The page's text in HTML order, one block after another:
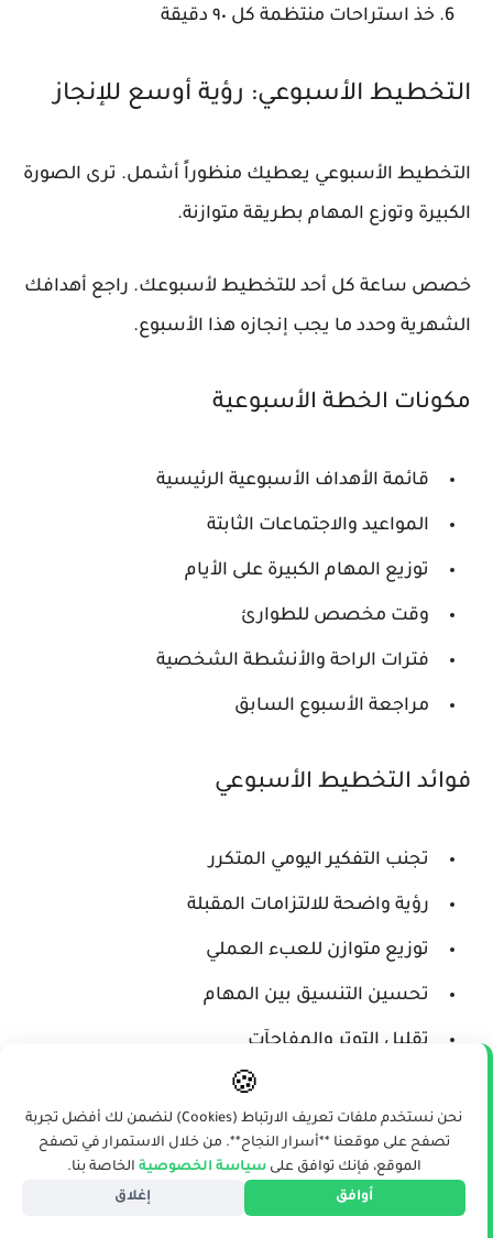
خذ استراحات منتظمة كل ٩٠ دقيقة
التخطيط الأسبوعي: رؤية أوسع للإنجاز
التخطيط الأسبوعي يعطيك منظوراً أشمل. ترى الصورة
الكبيرة وتوزع المهام بطريقة متوازنة.
خصص ساعة كل أحد للتخطيط لأسبوعك. راجع أهدافك
الشهرية وحدد ما يجب إنجازه هذا الأسبوع.
مكونات الخطة الأسبوعية
قائمة الأهداف الأسبوعية الرئيسية
المواعيد والاجتماعات الثابتة
توزيع المهام الكبيرة على الأيام
وقت مخصص للطوارئ
فترات الراحة والأنشطة الشخصية
مراجعة الأسبوع السابق
فوائد التخطيط الأسبوعي
تجنب التفكير اليومي المتكرر
رؤية واضحة للالتزامات المقبلة
توزيع متوازن للعبء العملي
تحسين التنسيق بين المهام
تقليل التوتر والمفاجآت
قياس التقدم نحو الأهداف الكبيرة
نظام GTD (Getting Things Done)
🍪
نحن نستخدم ملفات تعريف الارتباط (Cookies) لنضمن لك أفضل تجربة
تصفح على موقعنا **أسرار النجاح**. من خلال الاستمرار في تصفح
الموقع، فإنك توافق علىسياسة الخصوصية الخاصة بنا.
أوافق
إغلاق